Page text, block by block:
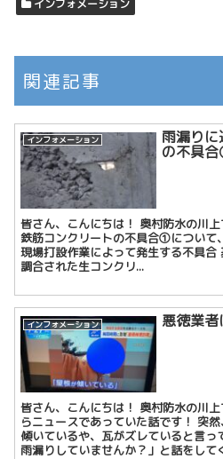
インフォメーション
関連記事
インフォメーション 雨漏り
の不具
皆さん、こんにちは！ 奥村防水の川
鉄筋コンクリートの不具合①について
現場打設作業によって発生する不具
調合された生コンクリ...
インフォメーション 悪徳業
皆さん、こんにちは！ 奥村防水の川
らニュースであっていた話です！ 突
傾いているや、瓦がズレていると言っ
雨漏りしていませんか？」と話をして